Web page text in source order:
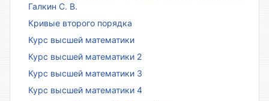
Галкин С. В.
Кривые второго порядка
Курс высшей математики
Курс высшей математики 2
Курс высшей математики 3
Курс высшей математики 4